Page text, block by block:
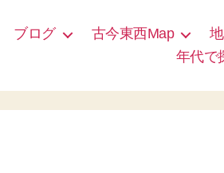
ブログ 古今東西Map
年代で